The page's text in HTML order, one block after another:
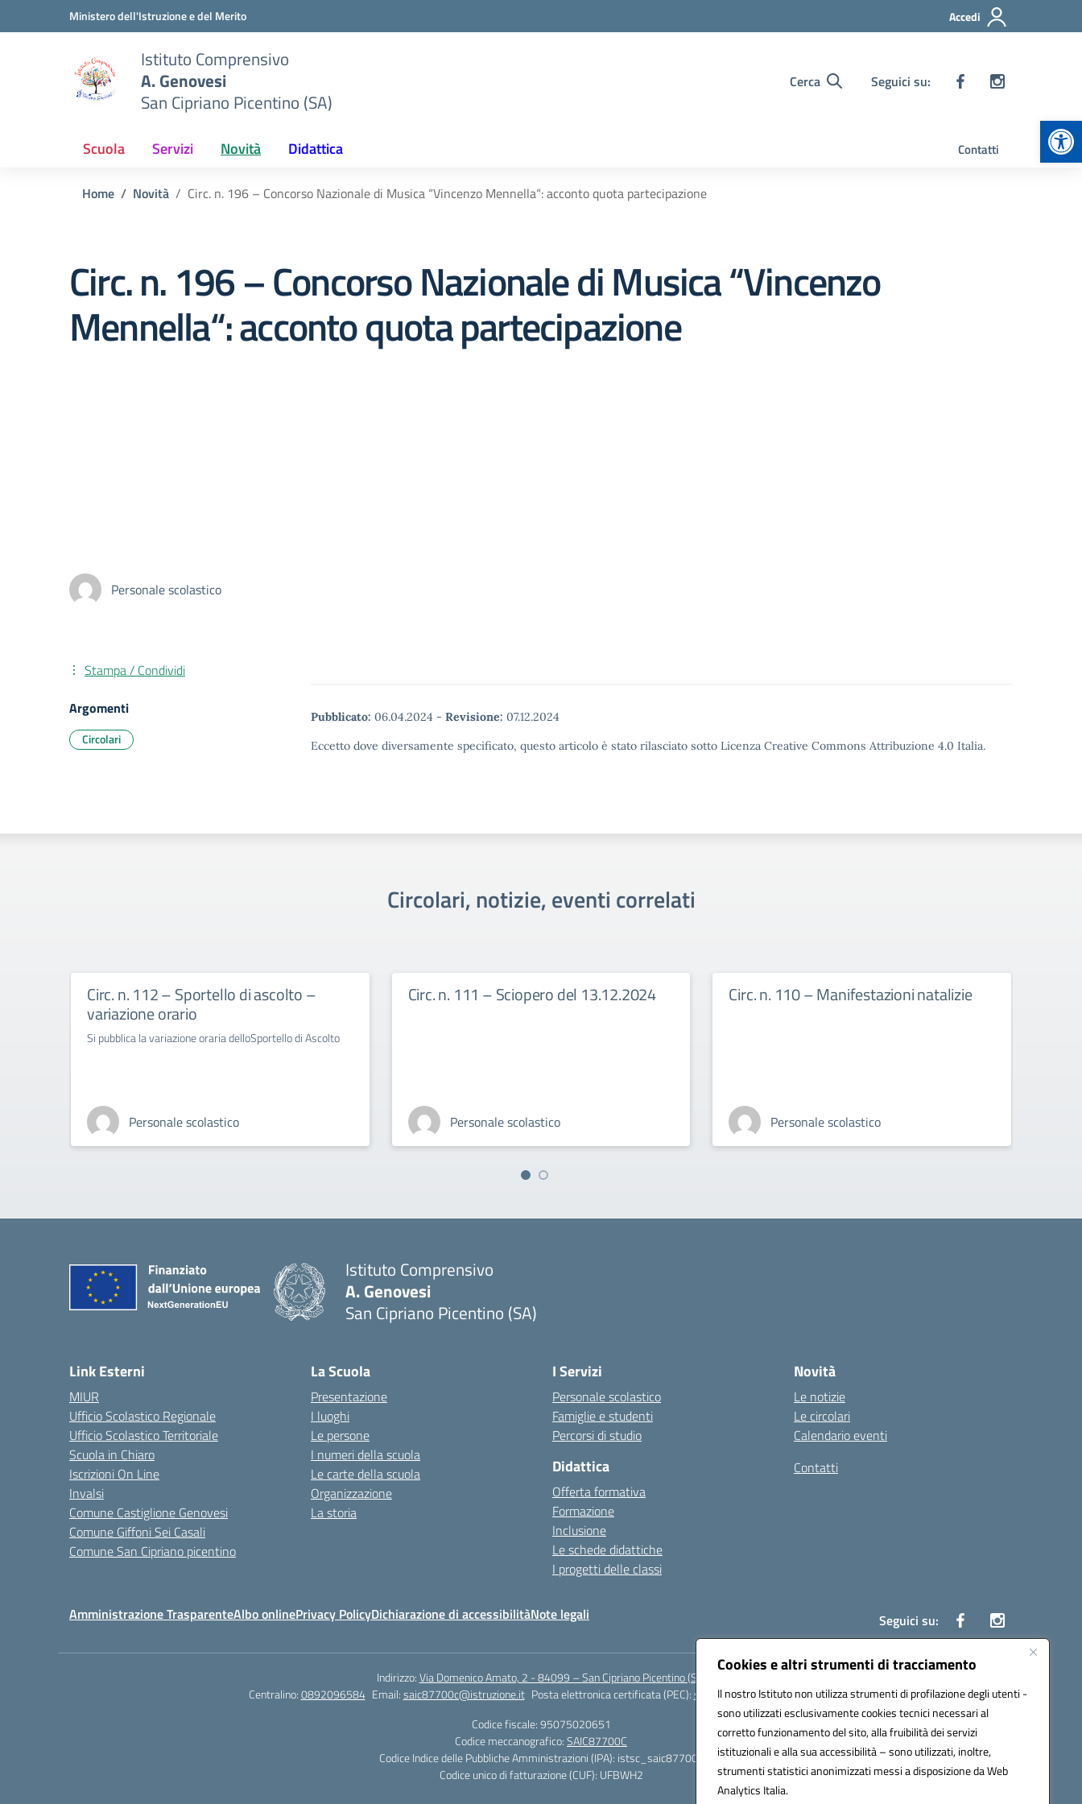
Cookies e altri strumenti di tracciamento
Il nostro Istituto non utilizza strumenti di profilazione degli utenti -
sono utilizzati esclusivamente cookies tecnici necessari al
corretto funzionamento del sito, alla fruibilità dei servizi
istituzionali e alla sua accessibilità – sono utilizzati, inoltre,
strumenti statistici anonimizzati messi a disposizione da Web
Analytics Italia.
Vai ai contenuti
Vai al menu di navigazioneMinistero dell'Istruzione e del Merito Accedi
Istituto Comprensivo
A. Genovesi
San Cipriano Picentino (SA)
Cerca Seguici su:
Scuola Servizi Novità Didattica Contatti
Home Novità Circ. n. 196 – Concorso Nazionale di Musica “Vincenzo Mennella“: acconto quota partecipazione
Circ. n. 196 – Concorso Nazionale di Musica “Vincenzo
Mennella“: acconto quota partecipazione
Personale scolastico
Pubblicato: 06.04.2024 - Revisione: 07.12.2024
Eccetto dove diversamente specificato, questo articolo è stato rilasciato sotto Licenza Creative Commons Attribuzione 4.0 Italia.
Stampa / Condividi
Argomenti
Circolari
Circolari, notizie, eventi correlati
Circ. n. 112 – Sportello di ascolto –
variazione orario
Si pubblica la variazione oraria delloSportello di Ascolto
Personale scolastico
Circ. n. 111 – Sciopero del 13.12.2024
Personale scolastico
Circ. n. 110 – Manifestazioni natalizie
Personale scolastico
Istituto Comprensivo
A. Genovesi
San Cipriano Picentino (SA)
Link Esterni
MIUR
Ufficio Scolastico Regionale
Ufficio Scolastico Territoriale
Scuola in Chiaro
Iscrizioni On Line
Invalsi
Comune Castiglione Genovesi
Comune Giffoni Sei Casali
Comune San Cipriano picentino
La Scuola
Presentazione
I luoghi
Le persone
I numeri della scuola
Le carte della scuola
Organizzazione
La storia
I Servizi
Personale scolastico
Famiglie e studenti
Percorsi di studio
Didattica
Offerta formativa
Formazione
Inclusione
Le schede didattiche
I progetti delle classi
Novità
Le notizie
Le circolari
Calendario eventi
Contatti
Amministrazione TrasparenteAlbo onlinePrivacy PolicyDichiarazione di accessibilitàNote legali Seguici su:
Indirizzo:Via Domenico Amato, 2 - 84099 – San Cipriano Picentino (Sa)
Centralino:0892096584 Email:saic87700c@istruzione.it Posta elettronica certificata (PEC):saic87700c@pec.istruzione.it
Codice fiscale: 95075020651
Codice meccanografico:SAIC87700C
Codice Indice delle Pubbliche Amministrazioni (IPA): istsc_saic87700c
Codice unico di fatturazione (CUF): UFBWH2